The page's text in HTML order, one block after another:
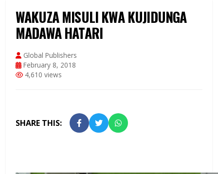
WAKUZA MISULI KWA KUJIDUNGA
MADAWA HATARI
Global Publishers
February 8, 2018
4,610 views
SHARE THIS: